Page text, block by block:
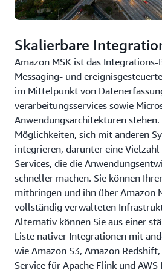
Skalierbare
Amazon MSK ist das
Messaging- und
im Mittelpunkt von
verarbeitungsservices sowie
Anwendungsarchitekturen
Möglichkeiten, sich mit anderen
integrieren, darunter eine Vielzahl
Services, die die
schneller machen. Sie können
mitbringen und ihn über Amazon
vollständig verwalteten
Alternativ können Sie aus einer
Liste nativer Integrationen mit
wie Amazon S3, Amazon
Service für Apache Flink und AWS